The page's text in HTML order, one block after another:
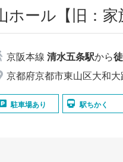
京阪本線 清水五条駅から
京都府京都市東山区大和
駐車場あり 駅ちかく